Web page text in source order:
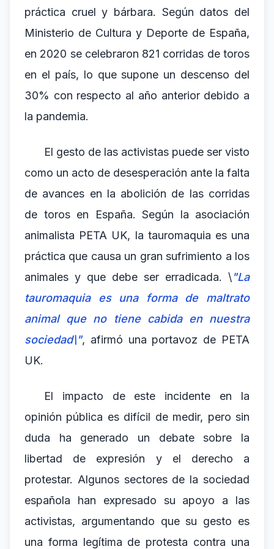
práctica cruel y bárbara. Según datos del
Ministerio de Cultura y Deporte de España,
en 2020 se celebraron 821 corridas de toros
en el país, lo que supone un descenso del
30% con respecto al año anterior debido a
la pandemia.
El gesto de las activistas puede ser visto
como un acto de desesperación ante la falta
de avances en la abolición de las corridas
de toros en España. Según la asociación
animalista PETA UK, la tauromaquia es una
práctica que causa un gran sufrimiento a los
animales y que debe ser erradicada. \"La
tauromaquia es una forma de maltrato
animal que no tiene cabida en nuestra
sociedad\", afirmó una portavoz de PETA
UK.
El impacto de este incidente en la
opinión pública es difícil de medir, pero sin
duda ha generado un debate sobre la
libertad de expresión y el derecho a
protestar. Algunos sectores de la sociedad
española han expresado su apoyo a las
activistas, argumentando que su gesto es
una forma legítima de protesta contra una